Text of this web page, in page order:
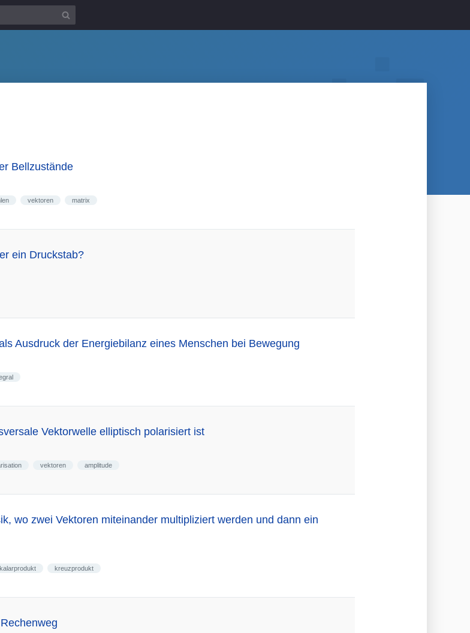
Bellzustände
vektoren matrix
ein Druckstab?
Ausdruck der Energiebilanz eines Menschen bei Bewegung
Vektorwelle elliptisch polarisiert ist
vektoren amplitude
wo zwei Vektoren miteinander multipliziert werden und dann ein
kreuzprodukt